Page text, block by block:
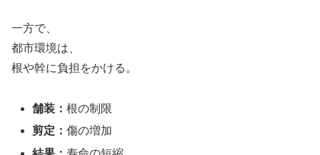
一方で、
都市環境は、
根や幹に負担をかける。
舗装：根の制限
剪定：傷の増加